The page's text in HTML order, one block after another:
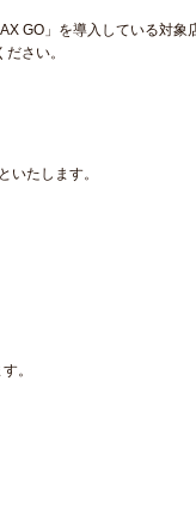
GO」を導入している対象
さい。
たします。
。